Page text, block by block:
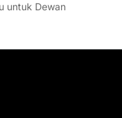
untuk Dewan